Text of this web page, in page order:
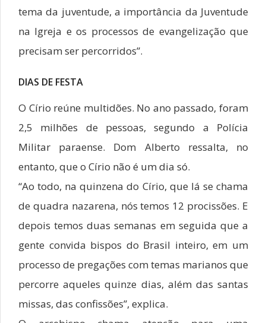
tema da juventude, a importância da Juventude
na Igreja e os processos de evangelização que
precisam ser percorridos”.
DIAS DE FESTA
O Círio reúne multidões. No ano passado, foram
2,5 milhões de pessoas, segundo a Polícia
Militar paraense. Dom Alberto ressalta, no
entanto, que o Círio não é um dia só.
“Ao todo, na quinzena do Círio, que lá se chama
de quadra nazarena, nós temos 12 procissões. E
depois temos duas semanas em seguida que a
gente convida bispos do Brasil inteiro, em um
processo de pregações com temas marianos que
percorre aqueles quinze dias, além das santas
missas, das confissões”, explica.